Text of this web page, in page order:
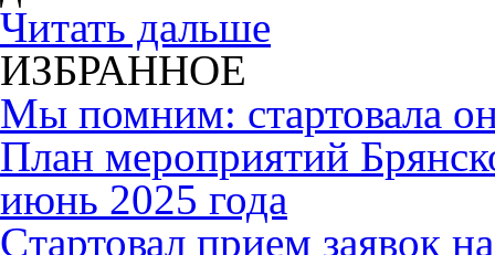
Читать дальше
ИЗБРАННОЕ
Мы помним: стартовала
План мероприятий
июнь 2025 года
Cтартовал прием заявок